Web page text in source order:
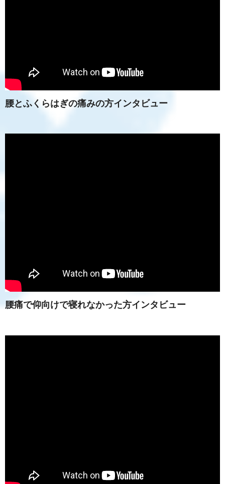
腰とふくらはぎの痛みの方インタビュー
腰痛で仰向けで寝れなかった方インタビュー